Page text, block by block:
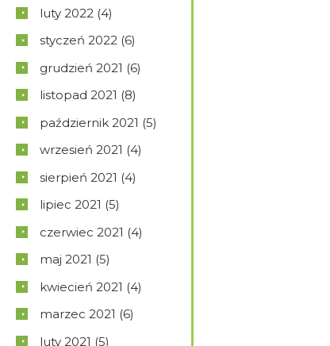
luty 2022 (4)
styczeń 2022 (6)
grudzień 2021 (6)
listopad 2021 (8)
październik 2021 (5)
wrzesień 2021 (4)
sierpień 2021 (4)
lipiec 2021 (5)
czerwiec 2021 (4)
maj 2021 (5)
kwiecień 2021 (4)
marzec 2021 (6)
luty 2021 (5)